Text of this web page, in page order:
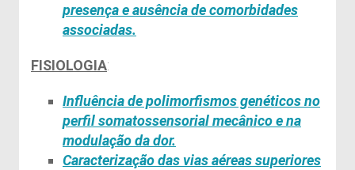
presença e ausência decomorbidades
associadas.
FISIOLOGIA:
Influência de polimorfismos genéticos no
perfilsomatossensorialmecânico e na
modulação dador.
Caracterização das vias aéreas superiores